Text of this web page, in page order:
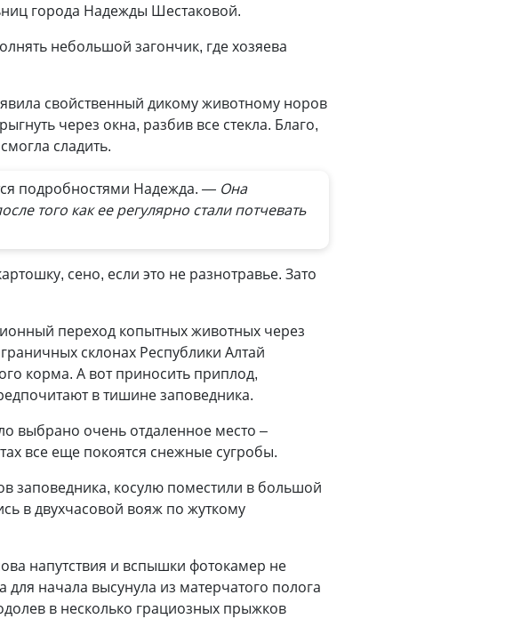
города Надежды Шестаковой.
небольшой загончик, где хозяева
свойственный дикому животному норов
через окна, разбив все стекла. Благо,
сладить.
подробностями Надежда. — Она
того как ее регулярно стали потчевать
сено, если это не разнотравье. Зато
переход копытных животных через
склонах Республики Алтай
корма. А вот приносить приплод,
в тишине заповедника.
выбрано очень отдаленное место –
все еще покоятся снежные сугробы.
заповедника, косулю поместили в большой
в двухчасовой вояж по жуткому
напутствия и вспышки фотокамер не
начала высунула из матерчатого полога
в несколько грациозных прыжков